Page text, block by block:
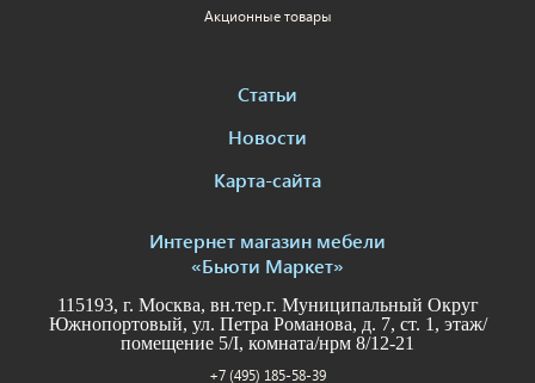
Акционные товары
Статьи
Новости
Карта-сайта
Интернет магазин мебели
«Бьюти Маркет»
115193, г. Москва, вн.тер.г. Муниципальный Округ
Южнопортовый, ул. Петра Романова, д. 7, ст. 1, этаж/
помещение 5/I, комната/нрм 8/12-21
+7 (495) 185-58-39